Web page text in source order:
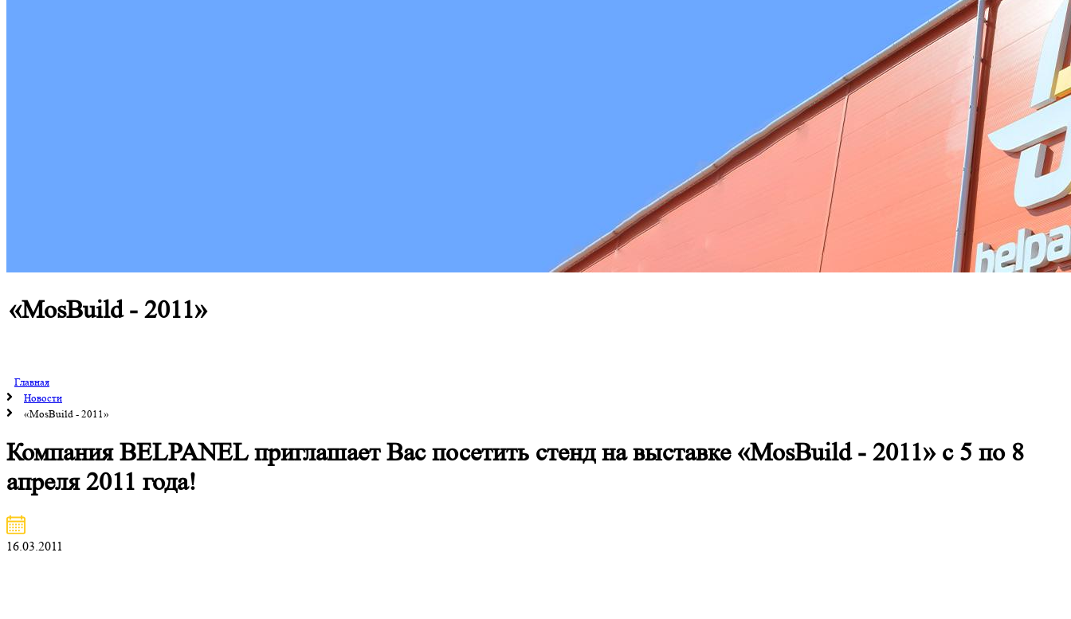
«MosBuild - 2011»
Главная
Новости
«MosBuild - 2011»
Компания BELPANEL приглашает Вас посетить стенд на выставке «MosBuild - 2011» с 5 по 8
апреля 2011 года!
16.03.2011